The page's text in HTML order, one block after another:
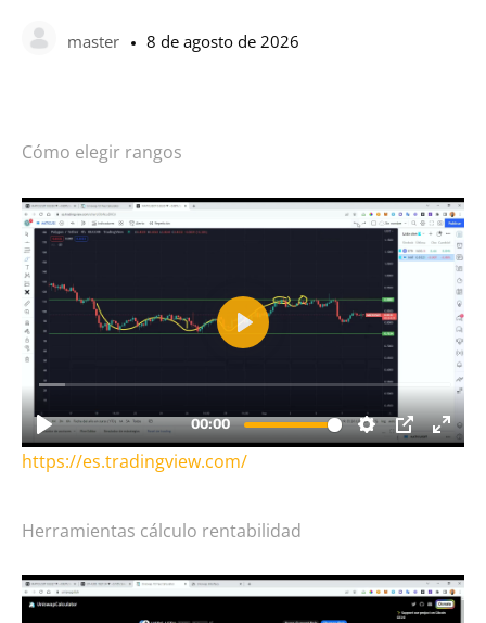
master 8 de agosto de 2026
Cómo elegir rangos
https://es.tradingview.com/
Herramientas cálculo rentabilidad